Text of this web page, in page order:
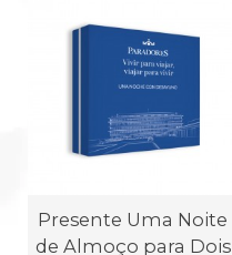
Presente Uma Noite
de Almoço para Dois